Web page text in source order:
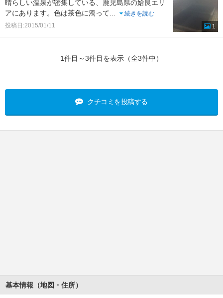
晴らしい温泉が密集している、鹿児島県の姶良エリ
アにあります。色は茶色に濁って...
続きを読む
投稿日:2015/01/11
1
1件目～3件目を表示（全3件中）
クチコミを投稿する
基本情報（地図・住所）